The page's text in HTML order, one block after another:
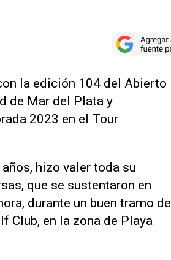
la edición 104 del Abierto
de Mar del Plata y
2023 en el Tour
hizo valer toda su
que se sustentaron en
durante un buen tramo de
Club, en la zona de Playa